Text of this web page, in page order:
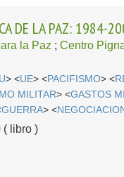
DE LA PAZ: 1984-
la Paz ;Centro
> <UE> <PACIFISMO> <
MILITAR> <GASTOS
GUERRA> <
( libro )